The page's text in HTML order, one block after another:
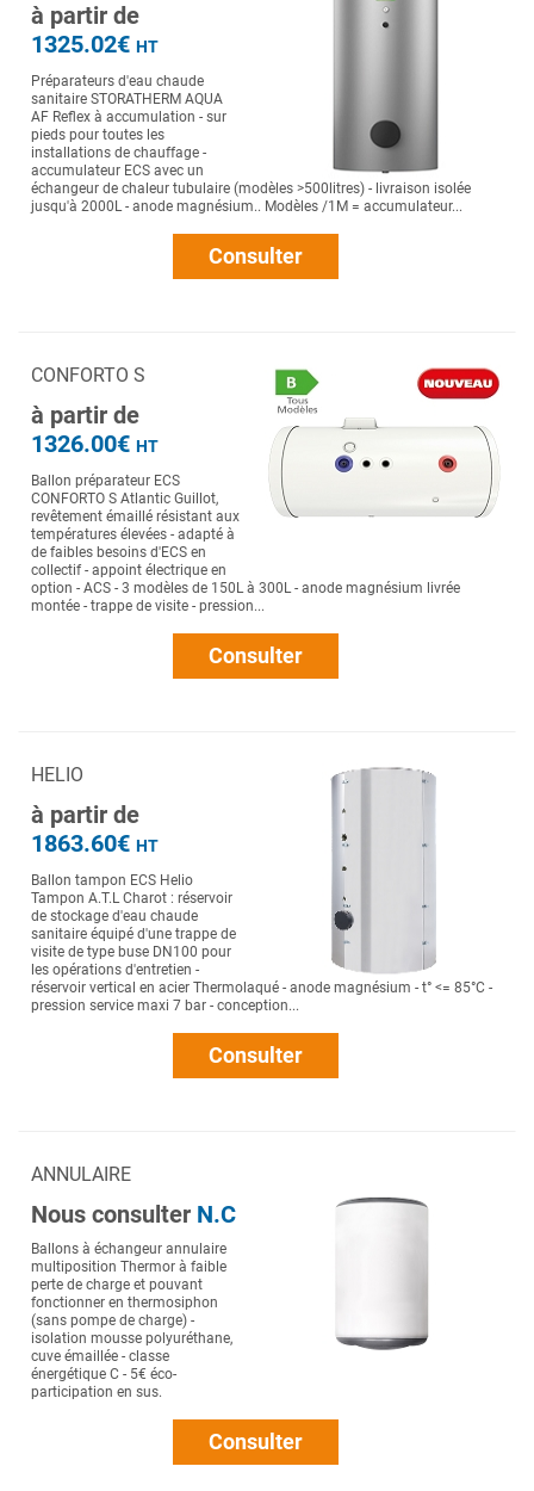
à partir de
1325.02€ HT
Préparateurs d'eau chaude
sanitaire STORATHERM AQUA
AF Reflex à accumulation - sur
pieds pour toutes les
installations de chauffage -
accumulateur ECS avec un
échangeur de chaleur tubulaire (modèles >500litres) - livraison isolée
jusqu'à 2000L - anode magnésium.. Modèles /1M = accumulateur...
Consulter
CONFORTO S
à partir de
1326.00€ HT
Ballon préparateur ECS
CONFORTO S Atlantic Guillot,
revêtement émaillé résistant aux
températures élevées - adapté à
de faibles besoins d'ECS en
collectif - appoint électrique en
option - ACS - 3 modèles de 150L à 300L - anode magnésium livrée
montée - trappe de visite - pression...
Consulter
HELIO
à partir de
1863.60€ HT
Ballon tampon ECS Helio
Tampon A.T.L Charot : réservoir
de stockage d'eau chaude
sanitaire équipé d'une trappe de
visite de type buse DN100 pour
les opérations d'entretien -
réservoir vertical en acier Thermolaqué - anode magnésium - t° <= 85°C -
pression service maxi 7 bar - conception...
Consulter
ANNULAIRE
Nous consulter N.C
Ballons à échangeur annulaire
multiposition Thermor à faible
perte de charge et pouvant
fonctionner en thermosiphon
(sans pompe de charge) -
isolation mousse polyuréthane,
cuve émaillée - classe
énergétique C - 5€ éco-
participation en sus.
Consulter